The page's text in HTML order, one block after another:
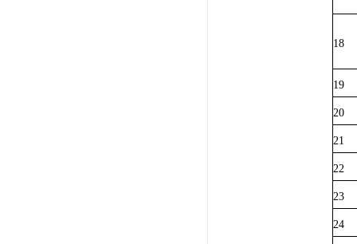
18
19
20
21
22
23
24